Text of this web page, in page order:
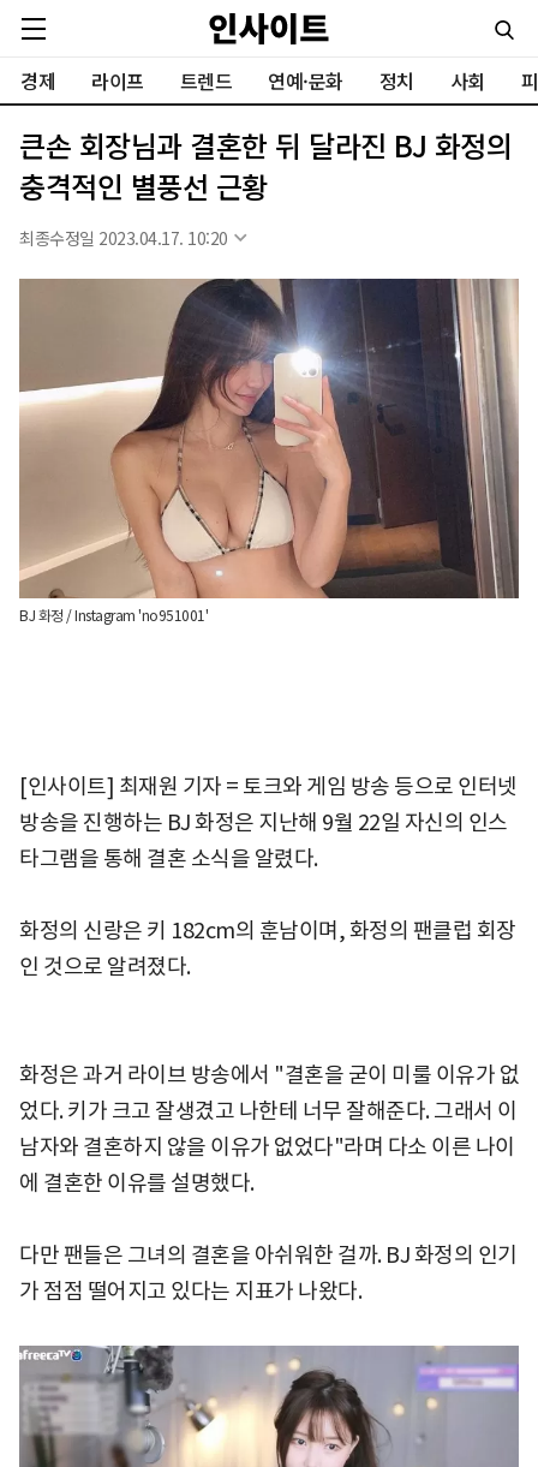
경제 라이프 트렌드 연예·문화 정치 사회
큰손 회장님과 결혼한 뒤 달라진 BJ 화정의
충격적인 별풍선 근황
최종수정일 2023.04.17. 10:20
BJ 화정 / Instagram 'no951001'
[인사이트] 최재원 기자 = 토크와 게임 방송 등으로 인터넷
방송을 진행하는 BJ 화정은 지난해 9월 22일 자신의 인스
타그램을 통해 결혼 소식을 알렸다.
화정의 신랑은 키 182cm의 훈남이며, 화정의 팬클럽 회장
인 것으로 알려졌다.
화정은 과거 라이브 방송에서 "결혼을 굳이 미룰 이유가 없
었다. 키가 크고 잘생겼고 나한테 너무 잘해준다. 그래서 이
남자와 결혼하지 않을 이유가 없었다"라며 다소 이른 나이
에 결혼한 이유를 설명했다.
다만 팬들은 그녀의 결혼을 아쉬워한 걸까. BJ 화정의 인기
가 점점 떨어지고 있다는 지표가 나왔다.